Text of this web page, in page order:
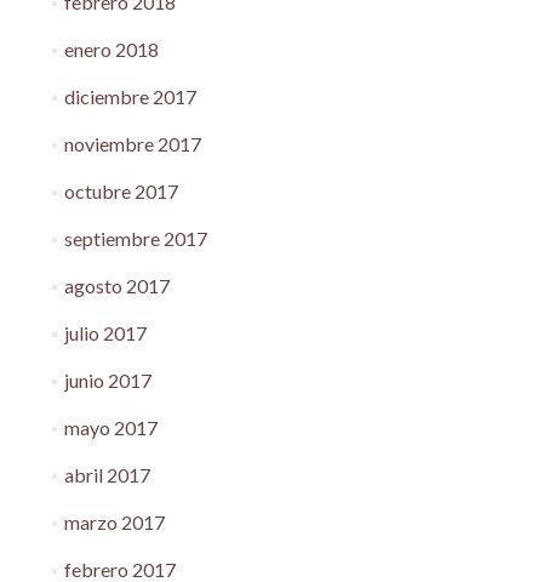
enero 2018
diciembre 2017
noviembre 2017
octubre 2017
septiembre 2017
agosto 2017
julio 2017
junio 2017
mayo 2017
abril 2017
marzo 2017
febrero 2017